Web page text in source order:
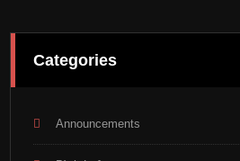
Categories
Announcements